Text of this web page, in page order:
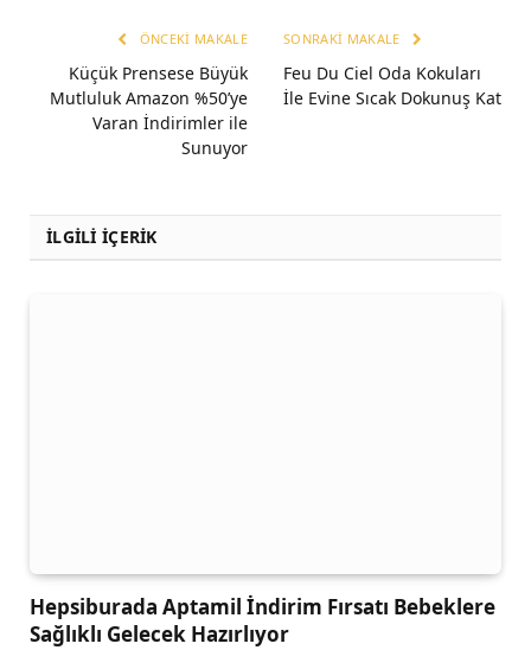
ÖNCEKI MAKALE
Küçük Prensese Büyük
Mutluluk Amazon %50’ye
Varan İndirimler ile
Sunuyor
SONRAKI MAKALE
Feu Du Ciel Oda Kokuları
İle Evine Sıcak Dokunuş Kat
İLGİLİ İÇERİK
Hepsiburada Aptamil İndirim Fırsatı Bebeklere
Sağlıklı Gelecek Hazırlıyor